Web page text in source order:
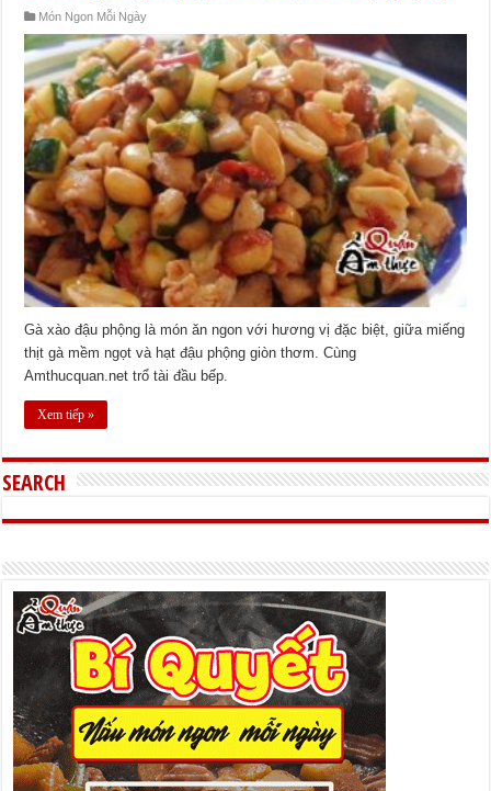
Món Ngon Mỗi Ngày
Gà xào đậu phộng là món ăn ngon với hương vị đặc biệt, giữa miếng
thịt gà mềm ngọt và hạt đậu phộng giòn thơm. Cùng
Amthucquan.net trổ tài đầu bếp.
Xem tiếp »
SEARCH